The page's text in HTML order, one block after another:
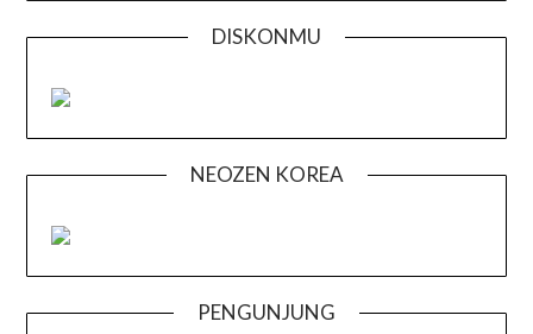
DISKONMU
NEOZEN KOREA
PENGUNJUNG